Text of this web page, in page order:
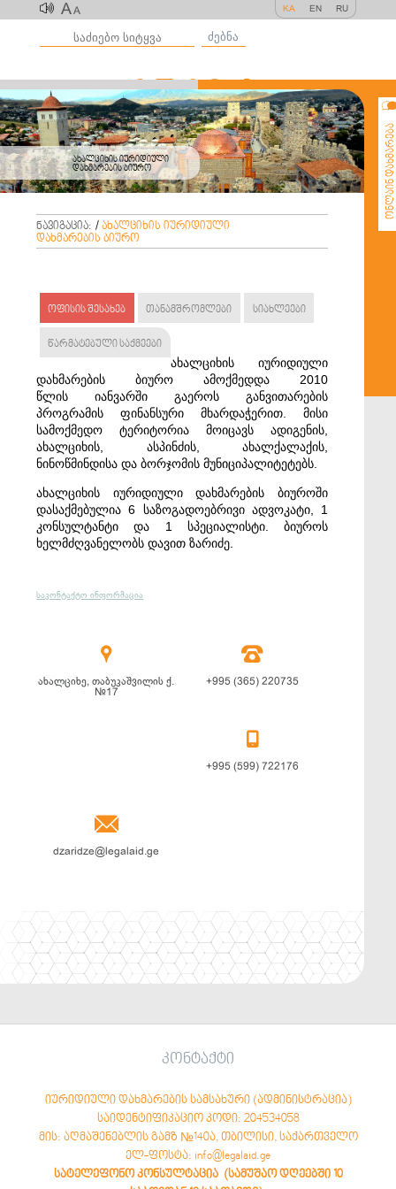
AA KA EN RU
ძებნა
ახალციხის იურიდიული
დახმარების ბიურო
ონლაინ დახმარება
ნავიგაცია: / ახალციხის იურიდიული
დახმარების ბიურო
ოფისის შესახებ თანამშრომლები სიახლეები
წარმატებული საქმეები
ახალციხის იურიდიული
დახმარების ბიურო ამოქმედდა 2010
წლის იანვარში გაეროს განვითარების
პროგრამის ფინანსური მხარდაჭერით. მისი
სამოქმედო ტერიტორია მოიცავს ადიგენის,
ახალციხის, ასპინძის, ახალქალაქის,
ნინოწმინდისა და ბორჯომის მუნიციპალიტეტებს.
ახალციხის იურიდიული დახმარების ბიუროში
დასაქმებულია 6 საზოგადოებრივი ადვოკატი, 1
კონსულტანტი და 1 სპეციალისტი. ბიუროს
ხელმძღვანელობს დავით ზარიძე.
საკონტაქტო ინფორმაცია

ახალციხე, თაბუკაშვილის ქ.
№17

+995 (365) 220735

+995 (599) 722176

dzaridze@legalaid.ge
კონტაქტი
იურიდიული დახმარების სამსახური (ადმინისტრაცია)
საიდენტიფიკაციო კოდი: 204534058
მის: აღმაშენებლის გამზ №140ა, თბილისი, საქართველო
ელ-ფოსტა: info@legalaid.ge
სატელეფონო კონსულტაცია (სამუშაო დღეებში 10